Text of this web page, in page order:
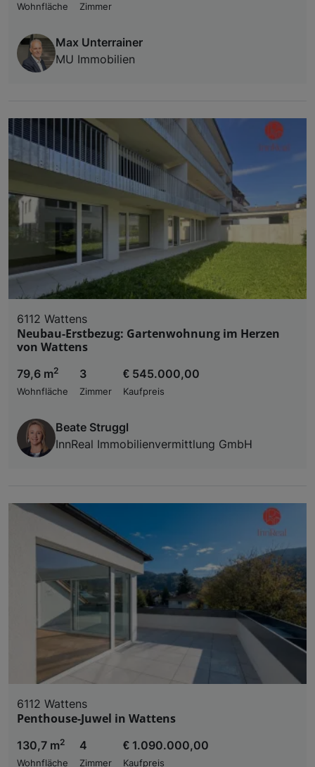
Wohnfläche
Zimmer
Max Unterrainer
MU Immobilien
6112 Wattens
Neubau-Erstbezug: Gartenwohnung im Herzen
von Wattens
79,6 m2
Wohnfläche
3
Zimmer
€ 545.000,00
Kaufpreis
Beate Struggl
InnReal Immobilienvermittlung GmbH
6112 Wattens
Penthouse-Juwel in Wattens
130,7 m2
Wohnfläche
4
Zimmer
€ 1.090.000,00
Kaufpreis